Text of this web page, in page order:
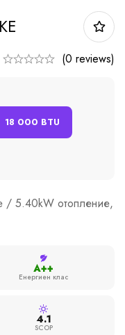
(0 reviews)
18 000 BTU
/ 5.40kW отопление,
A++
Енергиен клас
4.1
SCOP